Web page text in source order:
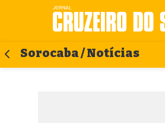
Sorocaba / Notícias